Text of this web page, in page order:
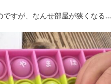
ですが、なんせ部屋が狭くなる…